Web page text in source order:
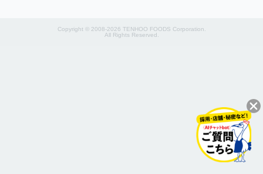
Copyright © 2008-2026 TENHOO FOODS Corporation.
All Rights Reserved.